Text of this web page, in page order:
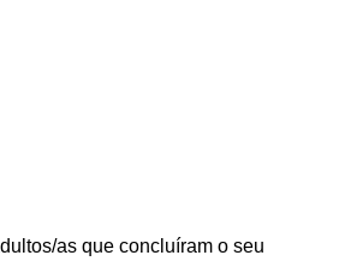
as que concluíram o seu